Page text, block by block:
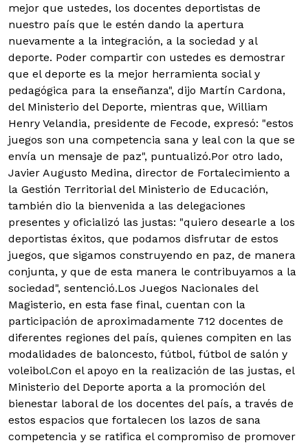
mejor que ustedes, los docentes deportistas de
nuestro país que le estén dando la apertura
nuevamente a la integración, a la sociedad y al
deporte. Poder compartir con ustedes es demostrar
que el deporte es la mejor herramienta social y
pedagógica para la enseñanza", dijo Martín Cardona,
del Ministerio del Deporte, mientras que, William
Henry Velandia, presidente de Fecode, expresó: "estos
juegos son una competencia sana y leal con la que se
envía un mensaje de paz", puntualizó.Por otro lado,
Javier Augusto Medina, director de Fortalecimiento a
la Gestión Territorial del Ministerio de Educación,
también dio la bienvenida a las delegaciones
presentes y oficializó las justas: "quiero desearle a los
deportistas éxitos, que podamos disfrutar de estos
juegos, que sigamos construyendo en paz, de manera
conjunta, y que de esta manera le contribuyamos a la
sociedad", sentenció.Los Juegos Nacionales del
Magisterio, en esta fase final, cuentan con la
participación de aproximadamente 712 docentes de
diferentes regiones del país, quienes compiten en las
modalidades de baloncesto, fútbol, fútbol de salón y
voleibol.Con el apoyo en la realización de las justas, el
Ministerio del Deporte aporta a la promoción del
bienestar laboral de los docentes del país, a través de
estos espacios que fortalecen los lazos de sana
competencia y se ratifica el compromiso de promover